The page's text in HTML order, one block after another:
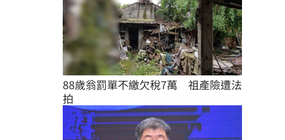
88歲翁罰單不繳欠稅7萬　祖產險遭法
拍